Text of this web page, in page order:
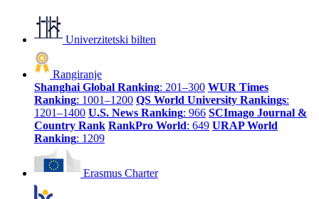
Univerzitetski bilten
Rangiranje
Shanghai Global Ranking: 201–300 WUR Times
Ranking: 1001–1200 QS World University Rankings:
1201–1400 U.S. News Ranking: 966 SCImago Journal &
Country Rank RankPro World: 649 URAP World
Ranking: 1209
Erasmus Charter